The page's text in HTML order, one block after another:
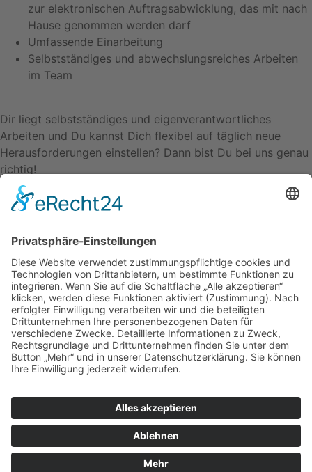
zur elektronischen Auftragsabwicklung, das mit nach
Hause genommen werden darf
Umfassende Einarbeitung
Selbstständiges und abwechslungsreiches Arbeiten
im Team
Dir liegt selbstständiges und eigenverantwortliches
Arbeiten und Du kannst Dich flexibel auf täglich neue
Herausforderungen einstellen? Dann bist Du bei uns genau
richtig!
Wenn Du Teil unseres Teams werden möchtest, dann sende
Deine vollständigen Bewerbungsunterlagen per E-Mail an
Geschäftsstelle vorbei.
Wir freuen uns auf Deine Bewerbung mit Angabe Deiner
Gehaltsvorstellung sowie Deinem nächstmöglichen
Eintrittstermin.
FLUIDSERVICE24 GmbH– Carl-Zeiss-Str. 16 – 63165
Mühlheim am Main
Tel.: 06108 8226-111
Unsere Partner
© 2025 Alle Rechte vorbehalten